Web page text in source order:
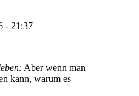
- 21:37
Aber wenn man
kann, warum es